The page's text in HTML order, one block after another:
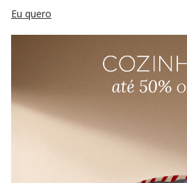
Eu quero